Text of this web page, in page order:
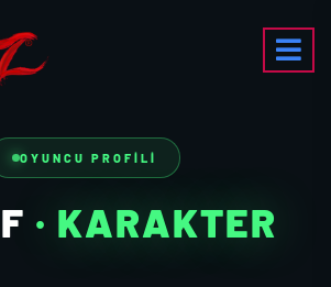
OYUNCU PROFILI
· KARAKTER